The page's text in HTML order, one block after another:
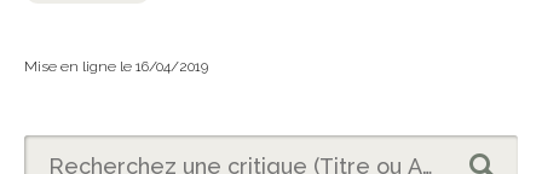
Mise en ligne le 16/04/2019